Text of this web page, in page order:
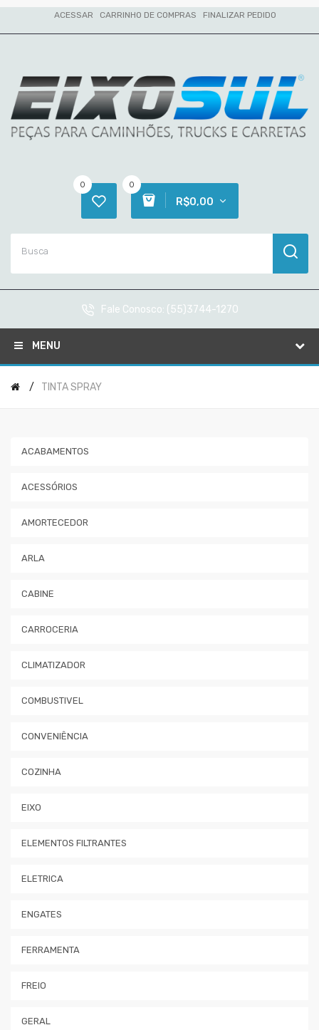
ACESSAR CARRINHO DE COMPRAS FINALIZAR PEDIDO
0
R$0,00
0
Fale Conosco: (55)3744-1270
MENU
TINTA SPRAY
ACABAMENTOS
ACESSÓRIOS
AMORTECEDOR
ARLA
CABINE
CARROCERIA
CLIMATIZADOR
COMBUSTIVEL
CONVENIÊNCIA
COZINHA
EIXO
ELEMENTOS FILTRANTES
ELETRICA
ENGATES
FERRAMENTA
FREIO
GERAL